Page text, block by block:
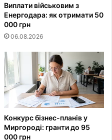
Виплати військовим з
Енергодара: як отримати 50
000 грн
06.08.2026
Конкурс бізнес-планів у
Миргороді: гранти до 95
000 грн